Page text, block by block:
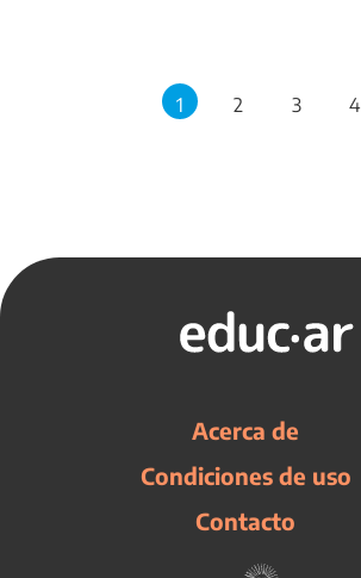
1 2 3
4
Acerca de
Condiciones de uso
Contacto